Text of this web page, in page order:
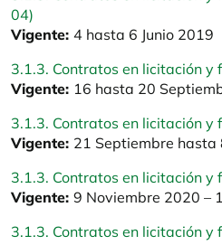
04)
Vigente: 4 hasta 6 Junio 2019
3.1.3. Contratos en licitación
Vigente: 16 hasta 20
3.1.3. Contratos en licitación
Vigente: 21 Septiembre
3.1.3. Contratos en licitación
Vigente: 9 Noviembre 2020 –
3.1.3. Contratos en licitación